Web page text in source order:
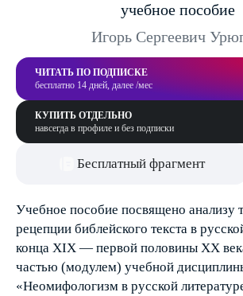
учебное пособие
Игорь Сергеевич
ЧИТАТЬ ПО ПОДПИСКЕ
бесплатно 14 дней, далее /мес
КУПИТЬ ОТДЕЛЬНО
навсегда в профиле и без подписки
Бесплатный фрагмент
Учебное пособие посвящено анализу
рецепции библейского текста в
конца ХIХ — первой половины ХХ
частью (модулем) учебной
«Неомифологизм в русской